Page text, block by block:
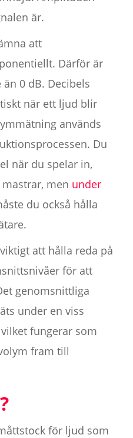
är.
att
Därför är
än 0 dB. Decibels
när ett ljud blir
används
Du
när du spelar in,
men under
du också hålla
att hålla reda på
för att
genomsnittliga
under en viss
vilket fungerar som
fram till
för ljud som